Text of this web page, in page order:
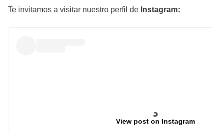
Te invitamos a visitar nuestro perfil de Instagram:
View post on Instagram